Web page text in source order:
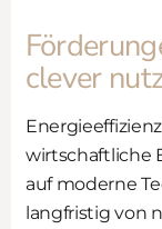
clever
wirtschaftliche
auf moderne
langfristig von